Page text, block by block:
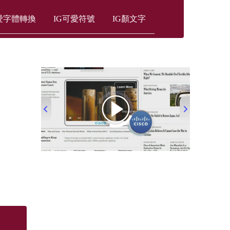
字體轉換 IG可愛符號 IG顏文字
00:00/00:33